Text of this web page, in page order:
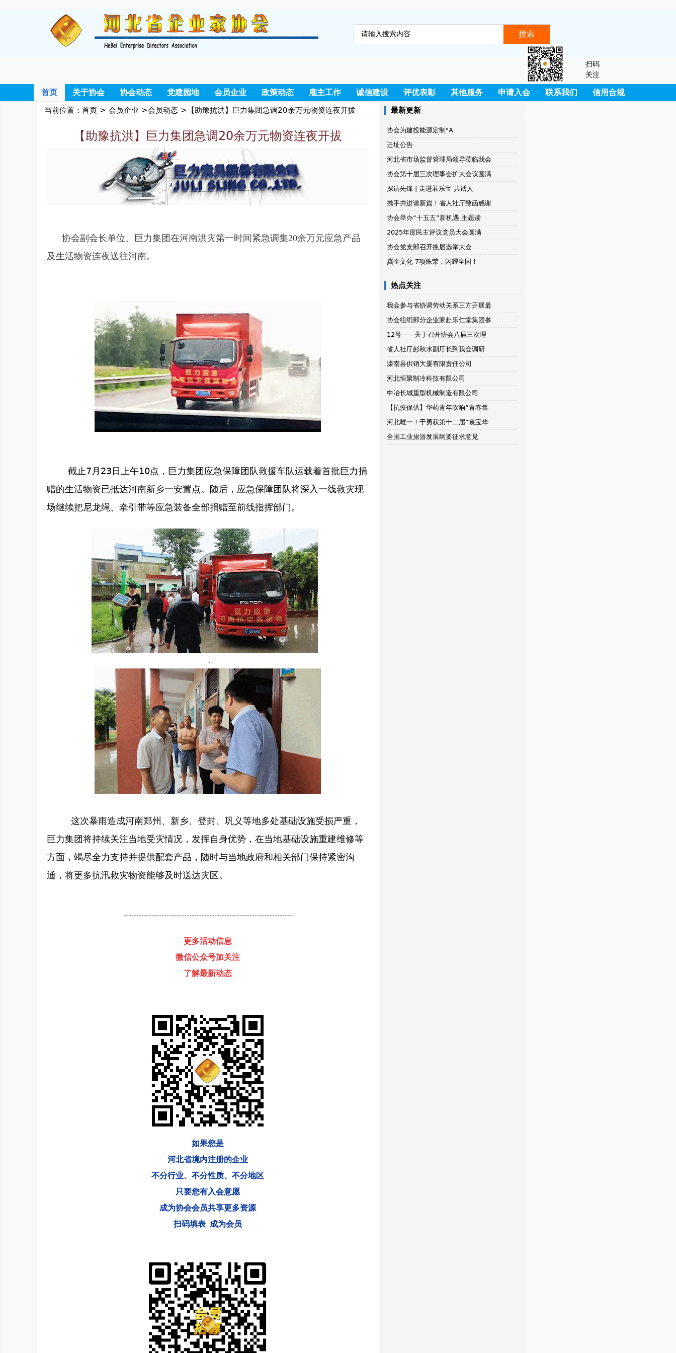
扫码
关注
首页 关于协会 协会动态 党建园地 会员企业 政策动态 雇主工作 诚信建设 评优表彰 其他服务 申请入会 联系我们 信用合规
当前位置： 首页 > 会员企业 >会员动态 >【助豫抗洪】巨力集团急调20余万元物资连夜开拔
【助豫抗洪】巨力集团急调20余万元物资连夜开拔
协会副会长单位、巨力集团在河南洪灾第一时间紧急调集20余万元应急产品
及生活物资连夜送往河南。
截止7月23日上午10点，巨力集团应急保障团队救援车队运载着首批巨力捐
赠的生活物资已抵达河南新乡一安置点。随后，应急保障团队将深入一线救灾现
场继续把尼龙绳、牵引带等应急装备全部捐赠至前线指挥部门。
·
这次暴雨造成河南郑州、新乡、登封、巩义等地多处基础设施受损严重，
巨力集团将持续关注当地受灾情况，发挥自身优势，在当地基础设施重建维修等
方面，竭尽全力支持并提供配套产品，随时与当地政府和相关部门保持紧密沟
通，将更多抗汛救灾物资能够及时送达灾区。
-------------------------------------------------------------------
更多活动信息
微信公众号加关注
了解最新动态
如果您是
河北省境内注册的企业
不分行业、不分性质、不分地区
只要您有入会意愿
成为协会会员共享更多资源
扫码填表 成为会员
最新更新
协会为建投能源定制"A
迁址公告
河北省市场监督管理局领导莅临我会
协会第十届三次理事会扩大会议圆满
探访先锋 | 走进君乐宝 共话人
携手共进谱新篇！省人社厅致函感谢
协会举办“十五五”新机遇 主题读
2025年度民主评议党员大会圆满
协会党支部召开换届选举大会
冀企文化 7项殊荣，闪耀全国！
热点关注
我会参与省协调劳动关系三方开展最
协会组织部分企业家赴乐仁堂集团参
12号——关于召开协会八届三次理
省人社厅彭秋水副厅长到我会调研
滦南县供销大厦有限责任公司
河北恒聚制冷科技有限公司
中冶长城重型机械制造有限公司
【抗疫保供】华药青年吹响“青春集
河北唯一！于勇获第十二届“袁宝华
全国工业旅游发展纲要征求意见